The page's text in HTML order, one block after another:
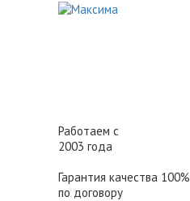
Работаем с
2003 года
Гарантия качества 100%
по договору